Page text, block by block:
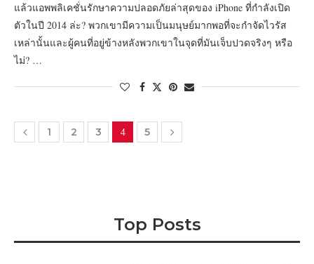
แล้วแอพพลิเคชั่นรักษาความปลอดภัยล่าสุดของ iPhone ที่กำลังเปิด
ตัวในปี 2014 ล่ะ? พวกเขามีความเป็นมนุษย์มากพอที่จะกำจัดไวรัส
เหล่านั้นและผู้คนที่อยู่ข้างหลังพวกเขาในจุดที่มันเจ็บปวดจริงๆ หรือ
ไม่? …
1 2 3 4 5
Top Posts